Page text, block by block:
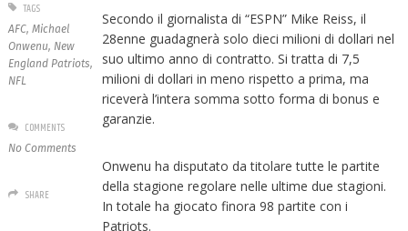
Secondo il giornalista di “ESPN” Mike Reiss, il
28enne guadagnerà solo dieci milioni di dollari nel
suo ultimo anno di contratto. Si tratta di 7,5
milioni di dollari in meno rispetto a prima, ma
riceverà l’intera somma sotto forma di bonus e
garanzie.
Onwenu ha disputato da titolare tutte le partite
della stagione regolare nelle ultime due stagioni.
In totale ha giocato finora 98 partite con i
Patriots.
TAGS
AFC, Michael
Onwenu, New
England Patriots,
NFL
COMMENTS
No Comments
SHARE